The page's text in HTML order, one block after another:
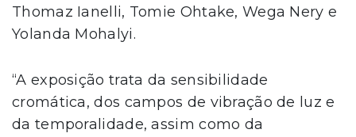
Thomaz Ianelli, Tomie Ohtake, Wega Nery e
Yolanda Mohalyi.
“A exposição trata da sensibilidade
cromática, dos campos de vibração de luz e
da temporalidade, assim como da